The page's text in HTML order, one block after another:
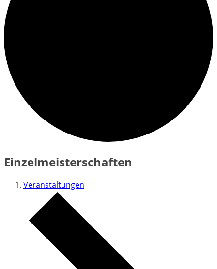
Einzelmeisterschaften
Veranstaltungen